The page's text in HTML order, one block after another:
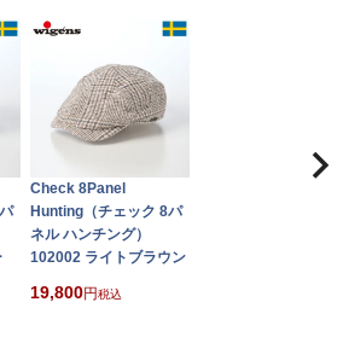
Check 8Panel
Hunting（チェック 8パ
ネル ハンチング）
102002 ライトブラウン
19,800 税込